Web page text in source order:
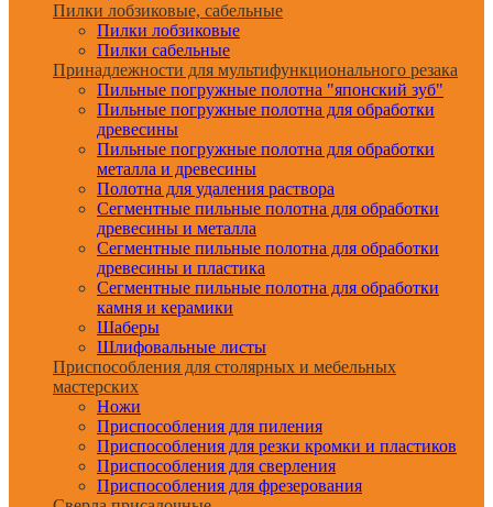
Пилки лобзиковые, сабельные
Пилки лобзиковые
Пилки сабельные
Принадлежности для мультифункционального резака
Пильные погружные полотна "японский зуб"
Пильные погружные полотна для обработки
древесины
Пильные погружные полотна для обработки
металла и древесины
Полотна для удаления раствора
Сегментные пильные полотна для обработки
древесины и металла
Сегментные пильные полотна для обработки
древесины и пластика
Сегментные пильные полотна для обработки
камня и керамики
Шаберы
Шлифовальные листы
Приспособления для столярных и мебельных
мастерских
Ножи
Приспособления для пиления
Приспособления для резки кромки и пластиков
Приспособления для сверления
Приспособления для фрезерования